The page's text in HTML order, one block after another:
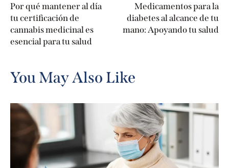
Por qué mantener al día
tu certificación de
cannabis medicinal es
esencial para tu salud
Medicamentos para la
diabetes al alcance de tu
mano: Apoyando tu salud
You May Also Like